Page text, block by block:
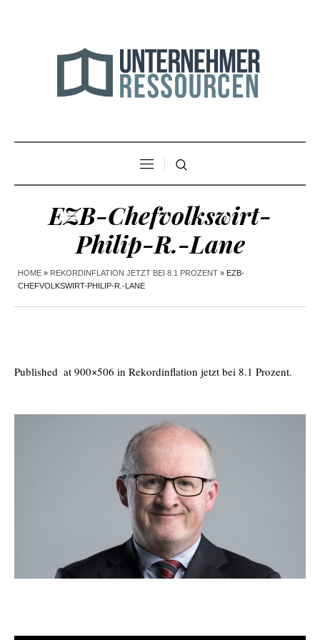
EZB-Chefvolkswirt-
Philip-R.-Lane
HOME » REKORDINFLATION JETZT BEI 8.1 PROZENT » EZB-
CHEFVOLKSWIRT-PHILIP-R.-LANE
Published at 900×506 in Rekordinflation jetzt bei 8.1 Prozent.